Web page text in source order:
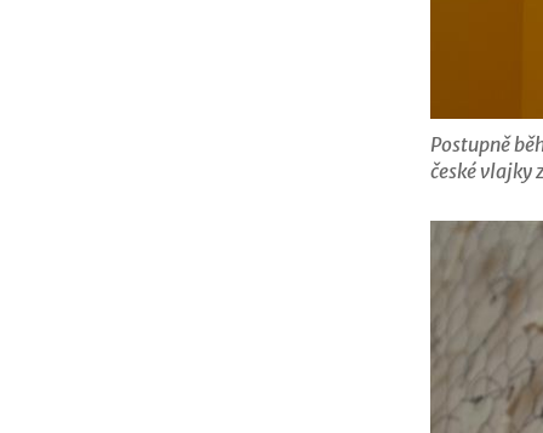
Postupně
české vlajky